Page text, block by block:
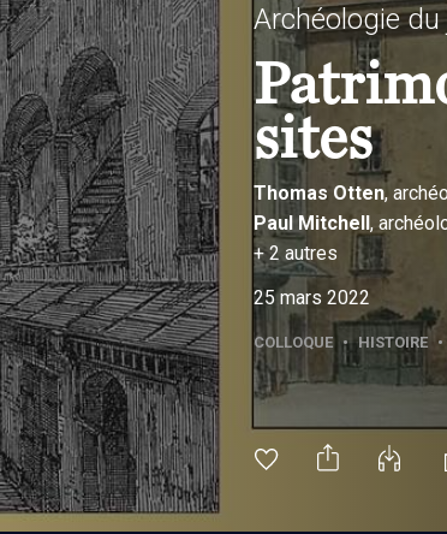
Archéologie
sites
Thomas Otten,
Paul Mitchell,
+2 autres
25 mars 2022
COLLOQUE • HISTOIRE •